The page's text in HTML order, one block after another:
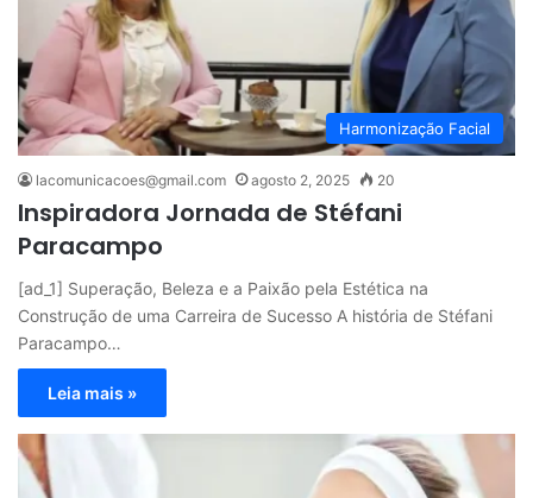
Harmonização Facial
lacomunicacoes@gmail.com agosto 2, 2025 20
Inspiradora Jornada de Stéfani
Paracampo
[ad_1] Superação, Beleza e a Paixão pela Estética na
Construção de uma Carreira de Sucesso A história de Stéfani
Paracampo…
Leia mais »